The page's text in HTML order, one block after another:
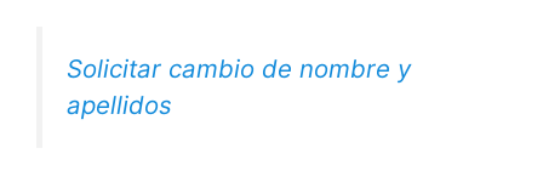
Solicitar cambio de nombre y
apellidos